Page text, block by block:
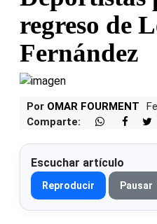
regreso de
Fernández
Por OMAR FOURMENT
Comparte:
Escuchar artículo
Reproducir Pausar